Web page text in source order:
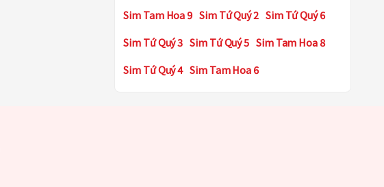
Sim Tam Hoa 9 Sim Tứ Quý 2 Sim Tứ Quý 6
Sim Tứ Quý 3 Sim Tứ Quý 5 Sim Tam Hoa 8
Sim Tứ Quý 4 Sim Tam Hoa 6